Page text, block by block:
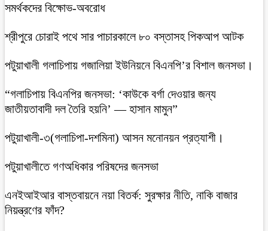
সমর্থকদের বিক্ষোভ-অবরোধ
শ্রীপুরে চোরাই পথে সার পাচারকালে ৮০ বস্তাসহ পিকআপ আটক
‎পটুয়াখালী গলাচিপায় গজালিয়া ইউনিয়নে বিএনপি’র বিশাল জনসভা।
“গলাচিপায় বিএনপির জনসভা: ‘কাউকে বর্গা দেওয়ার জন্য
জাতীয়তাবাদী দল তৈরি হয়নি’ — হাসান মামুন”
পটুয়াখালী-৩(গলাচিপা-দশমিনা) আসন মনোনয়ন প্রত্যাশী।
পটুয়াখালীতে গণঅধিকার পরিষদের জনসভা
এনইআইআর বাস্তবায়নে নয়া বিতর্ক: সুরক্ষার নীতি, নাকি বাজার
নিয়ন্ত্রণের ফাঁদ?